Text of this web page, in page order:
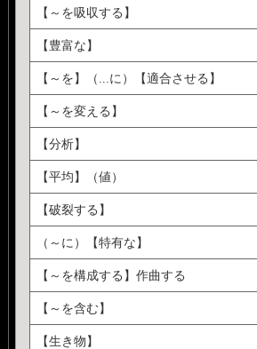
【～を吸収する】
【豊富な】
【～を】（...に）【適合させる】
【～を変える】
【分析】
【平均】（値）
【破裂する】
（～に）【特有な】
【～を構成する】作曲する
【～を含む】
【生き物】